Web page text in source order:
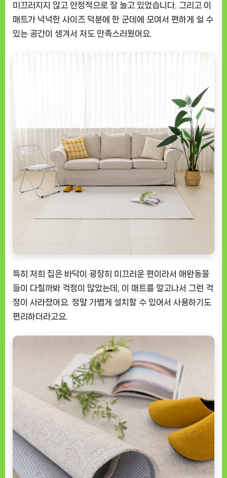
미끄러지지 않고 안정적으로 잘 놀고 있었습니다. 그리고 이
매트가 넉넉한 사이즈 덕분에 한 군데에 모여서 편하게 쉴 수
있는 공간이 생겨서 저도 만족스러웠어요.
특히 저희 집은 바닥이 굉장히 미끄러운 편이라서 애완동물
들이 다칠까봐 걱정이 많았는데, 이 매트를 깔고나서 그런 걱
정이 사라졌어요. 정말 가볍게 설치할 수 있어서 사용하기도
편리하더라고요.